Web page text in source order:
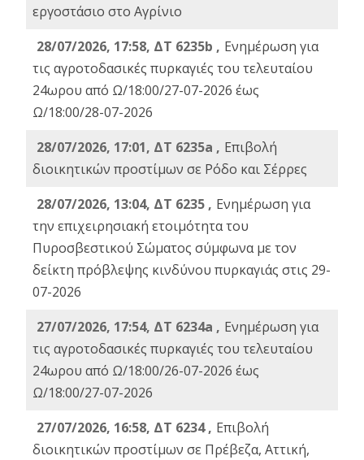
εργοστάσιο στο Αγρίνιο
28/07/2026, 17:58, ΔΤ 6235b , Ενημέρωση για
τις αγροτοδασικές πυρκαγιές του τελευταίου
24ωρου από Ω/18:00/27-07-2026 έως
Ω/18:00/28-07-2026
28/07/2026, 17:01, ΔΤ 6235a , Eπιβολή
διοικητικών προστίμων σε Ρόδο και Σέρρες
28/07/2026, 13:04, ΔΤ 6235 , Ενημέρωση για
την επιχειρησιακή ετοιμότητα του
Πυροσβεστικού Σώματος σύμφωνα με τον
δείκτη πρόβλεψης κινδύνου πυρκαγιάς στις 29-
07-2026
27/07/2026, 17:54, ΔΤ 6234a , Ενημέρωση για
τις αγροτοδασικές πυρκαγιές του τελευταίου
24ωρου από Ω/18:00/26-07-2026 έως
Ω/18:00/27-07-2026
27/07/2026, 16:58, ΔΤ 6234 , Eπιβολή
διοικητικών προστίμων σε Πρέβεζα, Αττική,